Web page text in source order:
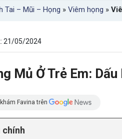
Tai – Mũi – Họng » Viêm họng »
21/05/2024
Mủ Ở Trẻ Em:
Favina trên
chính